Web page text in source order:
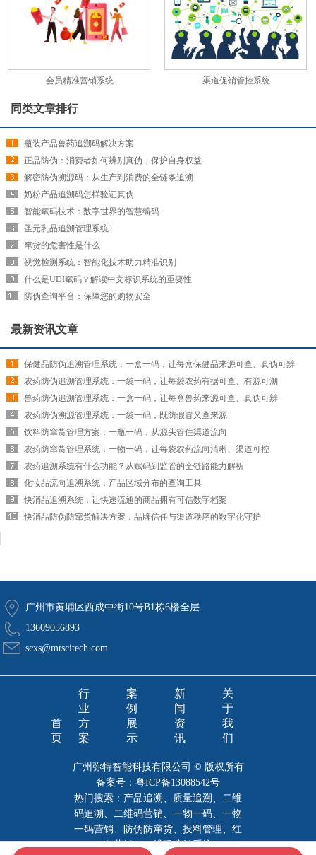
会员精准营销系统 渠道促销管控系统
同类文章排行
瓶装产品兽药追溯码解决方案
正品防伪：消费者如何辨别真伪，保护自身权益
解密防伪溯源码：从生产到消费的全链条追溯
奶粉产品追溯码怎样验证真伪
智能赋码技术：数字世界的智慧编码
圣元乳品追溯管理系统
窜货的危害性是什么
视觉检测系统：智能化技术助力精准识别
什么是UDI赋码？解读中文标识系统的重要性
防伪查询平台：保障您的购物安全
最新资讯文章
保健品防伪追溯管理系统：一盒一码，让每盒保健品来源可查、真伪可辨
农药防伪追溯管理系统：一袋一码，让每袋农药有据可查、有源可溯
兽药防伪追溯管理系统：一盒一码，让每盒兽药来源可查、真伪可辨
农药防伪溯源管理系统：一袋一码，既防假冒又查来源
饮料防窜货管理方案：一瓶一码，从源头管住渠道流向
农药防窜货管理系统：一物一码，让每袋农药流向清晰、渠道可控
农药追溯系统有什么功能？从赋码到监管的全链路能力解析
化妆品流向追溯系统：产品区域分布的查询工具
快消品追溯系统：让快速流通的商品拥有可信数字档案
快消品防伪防窜货解决方案：品牌信任与渠道秩序的数字化守护
广州市黄埔区西成中街10号B1栋6楼全层
13609056893
scxs@mtscitech.com
首
页
行
业
方
案
案
例
展
示
新
闻
资
讯
关
于
我
们
广州弥特智能科技有限公司 © 版权所有
备案号： 粤ICP备13088542号
热门搜索：产品追溯、质量追溯、二维
码追溯、二维码营销、一物一码、一物
一码营销、防伪防窜货、投料管理、红
包营销、二维码营销系统